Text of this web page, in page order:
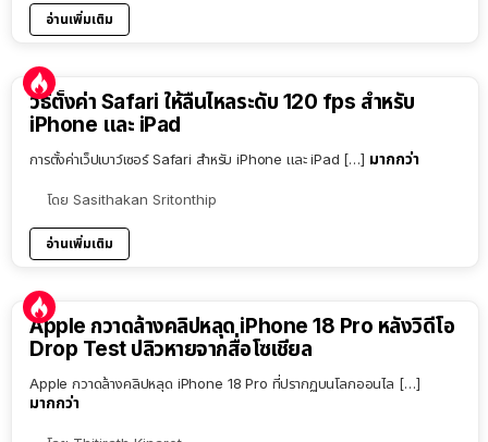
อ่านเพิ่มเติม
วิธีตั้งค่า Safari ให้ลื่นไหลระดับ 120 fps สำหรับ
iPhone และ iPad
การตั้งค่าเว็ปเบาว์เซอร์ Safari สำหรับ iPhone และ iPad […] มากกว่า
โดย Sasithakan Sritonthip
อ่านเพิ่มเติม
Apple กวาดล้างคลิปหลุด iPhone 18 Pro หลังวิดีโอ
Drop Test ปลิวหายจากสื่อโซเชียล
Apple กวาดล้างคลิปหลุด iPhone 18 Pro ที่ปรากฏบนโลกออนไล […]
มากกว่า